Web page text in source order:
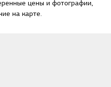
цены и фотографии,
на карте.